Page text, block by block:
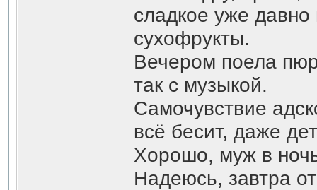
сладкое уже
сухофрукты.
Вечером поела
так с музыкой.
Самочувствие
всё бесит, даже
Хорошо, муж в
Надеюсь, завтра